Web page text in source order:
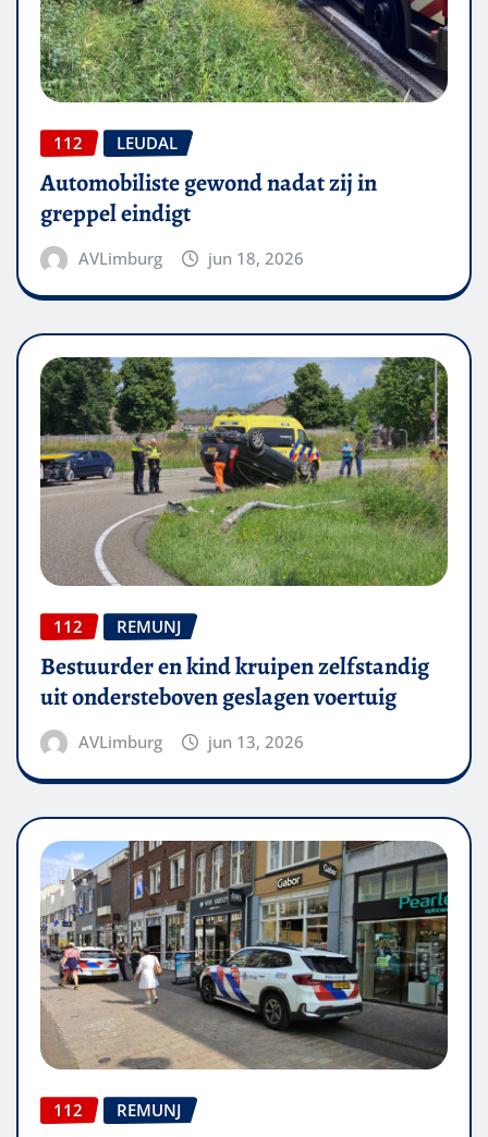
112 LEUDAL
Automobiliste gewond nadat zij in
greppel eindigt
AVLimburg jun 18, 2026
112 REMUNJ
Bestuurder en kind kruipen zelfstandig
uit ondersteboven geslagen voertuig
AVLimburg jun 13, 2026
112 REMUNJ